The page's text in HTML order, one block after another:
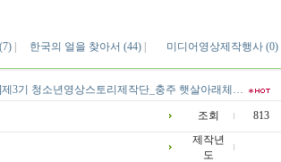
한국의 얼을 찾아서 (44) 미디어영상제작행사 (0)
3기 청소년영상스토리제작단_충주 햇살아래체…
조회 813
제작년
도